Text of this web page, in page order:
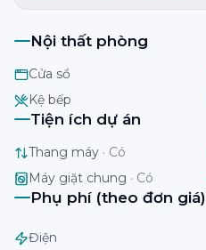
Nội thất phòng
Cửa sổ
Kệ bếp
Tiện ích dự án
Thang máy · Có
Máy giặt chung · Có
Phụ phí (theo đơn giá)
Điện